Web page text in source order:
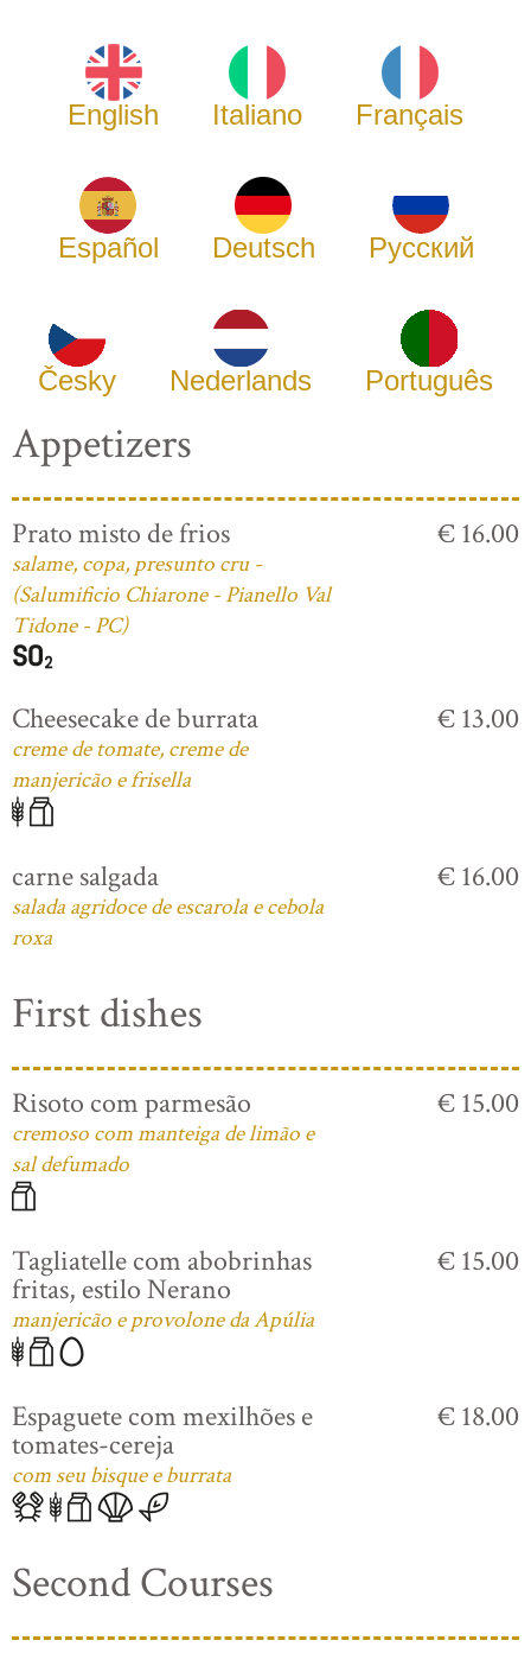
English Italiano Français
Español Deutsch Русский
Česky Nederlands Português
Appetizers
Prato misto de frios
salame, copa, presunto cru -
(Salumificio Chiarone - Pianello Val
Tidone - PC)
€ 16.00
Cheesecake de burrata
creme de tomate, creme de
manjericão e frisella
€ 13.00
carne salgada
salada agridoce de escarola e cebola
roxa
€ 16.00
First dishes
Risoto com parmesão
cremoso com manteiga de limão e
sal defumado
€ 15.00
Tagliatelle com abobrinhas
fritas, estilo Nerano
manjericão e provolone da Apúlia
€ 15.00
Espaguete com mexilhões e
tomates-cereja
com seu bisque e burrata
€ 18.00
Second Courses